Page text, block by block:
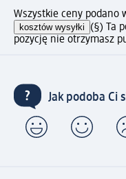
Wszystkie ceny podano
kosztów wysyłki (§) Ta
pozycję nie otrzymasz
Jak podoba Ci